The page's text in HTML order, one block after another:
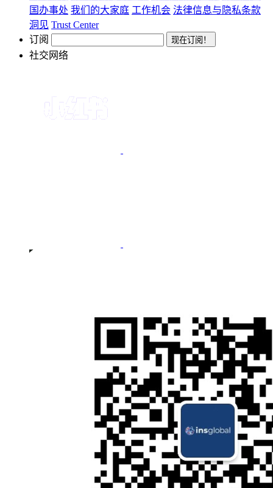
国办事处 我们的大家庭 工作机会 法律信息与隐私条款
洞见 Trust Center
订阅
社交网络